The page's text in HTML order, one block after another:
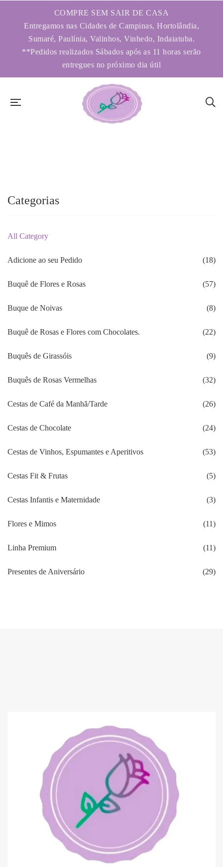
COMPRE SEM SAIR DE CASA
Entregamos nas Cidades de Campinas, Hortolândia,
Sumaré, Paulínia, Valinhos, Vinhedo, Indaiatuba.
**Pedidos realizados Sábados após as 11 horas serão
entregues no próximo dia útil
Categorias
All Category
Adicione ao seu Pedido (18)
Buquê de Flores e Rosas (57)
Buque de Noivas (8)
Buquê de Rosas e Flores com Chocolates. (22)
Buquês de Girassóis (9)
Buquês de Rosas Vermelhas (32)
Cestas de Café da Manhã/Tarde (26)
Cestas de Chocolate (24)
Cestas de Vinhos, Espumantes e Aperitivos (53)
Cestas Fit & Frutas (5)
Cestas Infantis e Maternidade (3)
Flores e Mimos (11)
Linha Premium (11)
Presentes de Aniversário (29)